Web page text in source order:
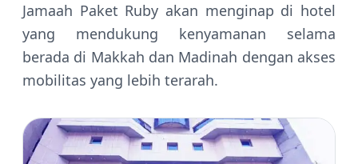
Jamaah Paket Ruby akan menginap di hotel
yang mendukung kenyamanan selama
berada di Makkah dan Madinah dengan akses
mobilitas yang lebih terarah.